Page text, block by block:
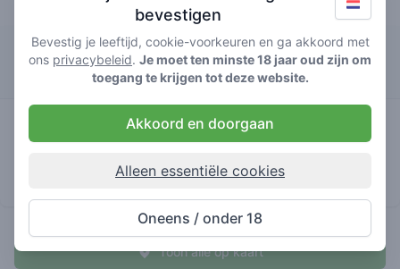
Top rated Wilson Zero by Holigram
Chillie Kiki
zero by
Toon alle op kaart
bevestigen
Bevestig je leeftijd, cookie-voorkeuren en ga akkoord met
ons privacybeleid. Je moet ten minste 18 jaar oud zijn om
toegang te krijgen tot deze website.
Akkoord en doorgaan
Alleen essentiële cookies
Oneens / onder 18